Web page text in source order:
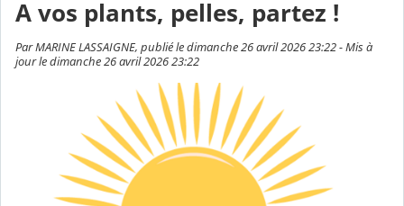
A vos plants, pelles, partez !
Par MARINE LASSAIGNE, publié le dimanche 26 avril 2026 23:22 - Mis à
jour le dimanche 26 avril 2026 23:22